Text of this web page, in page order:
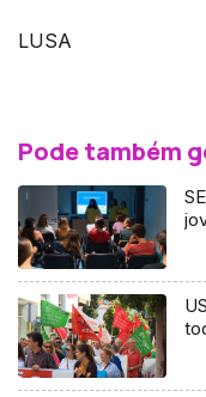
LUSA
Pode também